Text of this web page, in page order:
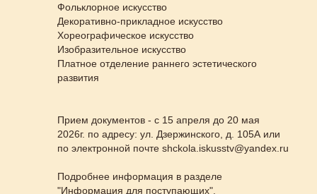
Фольклорное искусство
Декоративно-прикладное искусство
Хореографическое искусство
Изобразительное искусство
Платное отделение раннего эстетического
развития
Прием документов - с 15 апреля до 20 мая
2026г. по адресу: ул. Дзержинского, д. 105А или
по электронной почте shckola.iskusstv@yandex.ru
Подробнее информация в разделе
"Информация для поступающих".